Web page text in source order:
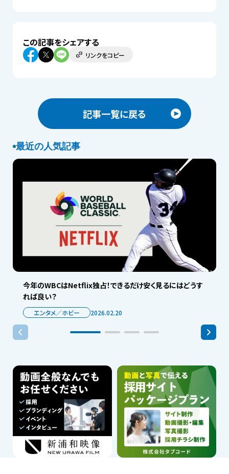
この記事をシェアする
リンクをコピー
記事一覧に戻る
最近の人気記事
今年のWBCはNetflix独占！できるだけ安く見るにはどうす
れば良い？
エンタメ／ホビー 2026.02.20